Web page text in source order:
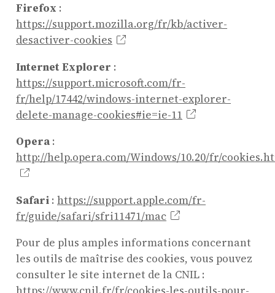
Firefox :
https://support.mozilla.org/fr/kb/activer-
desactiver-cookies
Internet Explorer :
https://support.microsoft.com/fr-
fr/help/17442/windows-internet-explorer-
delete-manage-cookies#ie=ie-11
Opera :
http://help.opera.com/Windows/10.20/fr/
Safari :https://support.apple.com/fr-
fr/guide/safari/sfri11471/mac
Pour de plus amples informations concernant
les outils de maîtrise des cookies, vous pouvez
consulter le site internet de la CNIL :